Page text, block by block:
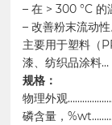
– 在 > 300 °C 的
– 改善粉末流动性
主要用于塑料（
漆、纺织品涂料…
规格：
物理外观
磷含量，